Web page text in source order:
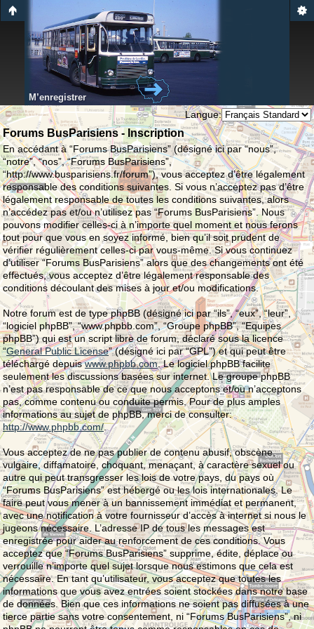
M’enregistrer
Langue:
Forums BusParisiens - Inscription
En accédant à “Forums BusParisiens” (désigné ici par “nous”,
“notre”, “nos”, “Forums BusParisiens”,
“http://www.busparisiens.fr/forum”), vous acceptez d’être légalement
responsable des conditions suivantes. Si vous n’acceptez pas d’être
légalement responsable de toutes les conditions suivantes, alors
n’accédez pas et/ou n’utilisez pas “Forums BusParisiens”. Nous
pouvons modifier celles-ci à n’importe quel moment et nous ferons
tout pour que vous en soyez informé, bien qu’il soit prudent de
vérifier régulièrement celles-ci par vous-même. Si vous continuez
d’utiliser “Forums BusParisiens” alors que des changements ont été
effectués, vous acceptez d’être légalement responsable des
conditions découlant des mises à jour et/ou modifications.
Notre forum est de type phpBB (désigné ici par “ils”, “eux”, “leur”,
“logiciel phpBB”, “www.phpbb.com”, “Groupe phpBB”, “Equipes
phpBB”) qui est un script libre de forum, déclaré sous la licence
“General Public License” (désigné ici par “GPL”) et qui peut être
téléchargé depuiswww.phpbb.com. Le logiciel phpBB facilite
seulement les discussions basées sur internet. Le groupe phpBB
n’est pas responsable de ce que nous acceptons et/ou n’acceptons
pas, comme contenu ou conduite permis. Pour de plus amples
informations au sujet de phpBB, merci de consulter:
http://www.phpbb.com/.
Vous acceptez de ne pas publier de contenu abusif, obscène,
vulgaire, diffamatoire, choquant, menaçant, à caractère sexuel ou
autre qui peut transgresser les lois de votre pays, du pays où
“Forums BusParisiens” est hébergé ou les lois internationales. Le
faire peut vous mener à un bannissement immédiat et permanent,
avec une notification à votre fournisseur d’accès à internet si nous le
jugeons nécessaire. L’adresse IP de tous les messages est
enregistrée pour aider au renforcement de ces conditions. Vous
acceptez que “Forums BusParisiens” supprime, édite, déplace ou
verrouille n’importe quel sujet lorsque nous estimons que cela est
nécessaire. En tant qu’utilisateur, vous acceptez que toutes les
informations que vous avez entrées soient stockées dans notre base
de données. Bien que ces informations ne soient pas diffusées à une
tierce partie sans votre consentement, ni “Forums BusParisiens”, ni